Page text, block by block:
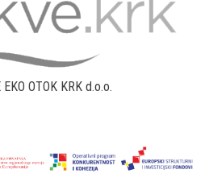
OTOK KRK d.o.o.